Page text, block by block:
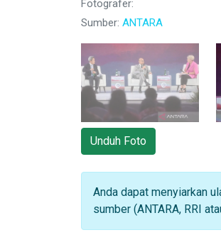
Fotografer:
Sumber: ANTARA
Unduh Foto
Anda dapat menyiarkan
sumber (ANTARA, RRI